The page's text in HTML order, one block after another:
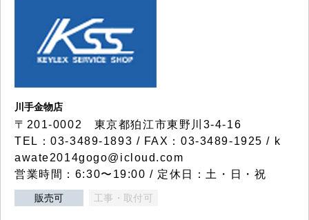
川手金物店
〒201-0002 東京都狛江市東野川3-4-16
TEL：03-3489-1893 / FAX：03-3489-1925 / k
awate2014gogo@icloud.com
営業時間：6:30〜19:00 / 定休日：土・日・祝
販売可 工事・取付可